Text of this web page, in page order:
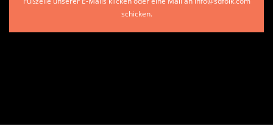
schicken.